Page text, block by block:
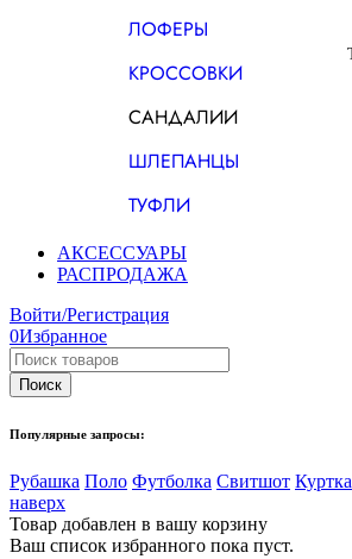
ЛОФЕРЫ
КРОССОВКИ
САНДАЛИИ
ШЛЕПАНЦЫ
ТУФЛИ
АКСЕССУАРЫ
РАСПРОДАЖА
Войти/Регистрация
0Избранное
Популярные запросы:
Рубашка Поло Футболка Свитшот Куртка
наверх
Товар добавлен в вашу корзину
Ваш список избранного пока пуст.